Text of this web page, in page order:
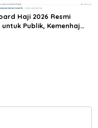
Haji 2026 Resmi
untuk Publik, Kemenhaj